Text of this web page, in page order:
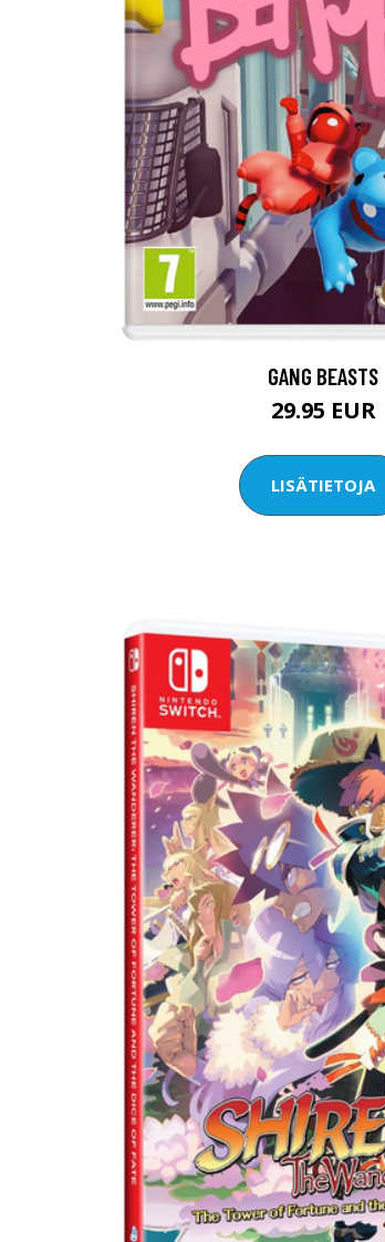
GANG BEASTS
29.95 EUR
LISÄTIETOJA